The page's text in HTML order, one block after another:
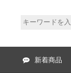
新着商品